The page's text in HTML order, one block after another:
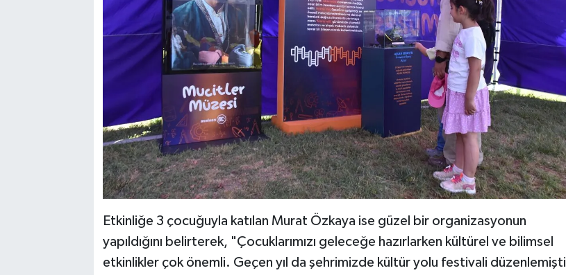
Etkinliğe 3 çocuğuyla katılan Murat Özkaya ise güzel bir organizasyonun
yapıldığını belirterek, "Çocuklarımızı geleceğe hazırlarken kültürel ve bilimsel
etkinlikler çok önemli. Geçen yıl da şehrimizde kültür yolu festivali düzenlemişti